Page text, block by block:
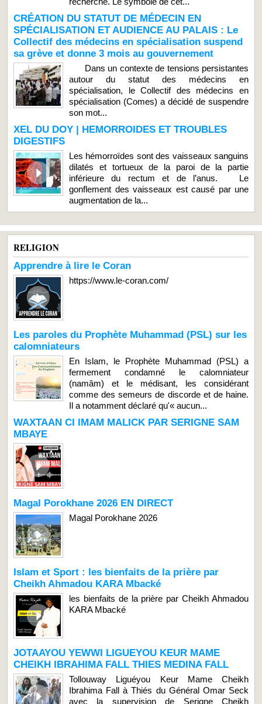
CRÉATION DU STATUT DE MÉDECIN EN
SPÉCIALISATION ET AUDIENCE AU PALAIS : Le
Collectif des médecins en spécialisation suspend
sa grève et donne 3 mois au gouvernement
Dans un contexte de tensions persistantes
autour du statut des médecins en
spécialisation, le Collectif des médecins en
spécialisation (Comes) a décidé de suspendre
son mot...
XEL DU DOY | HEMORROIDES ET TROUBLES
DIGESTIFS
Les hémorroïdes sont des vaisseaux sanguins
dilatés et tortueux de la paroi de la partie
inférieure du rectum et de l’anus. Le
gonflement des vaisseaux est causé par une
augmentation de la...
RELIGION
Apprendre à lire le Coran
https://www.le-coran.com/
Les paroles du Prophète Muhammad (PSL) sur les
calomniateurs
En Islam, le Prophète Muhammad (PSL) a
fermement condamné le calomniateur
(namâm) et le médisant, les considérant
comme des semeurs de discorde et de haine.
Il a notamment déclaré qu'« aucun...
WAXTAAN CI IMAM MALICK PAR SERIGNE SAM
MBAYE
Magal Porokhane 2026 EN DIRECT
Magal Porokhane 2026
Islam et Sport : les bienfaits de la prière par
Cheikh Ahmadou KARA Mbacké
les bienfaits de la prière par Cheikh Ahmadou
KARA Mbacké
JOTAAYOU YEWWI LIGUEYOU KEUR MAME
CHEIKH IBRAHIMA FALL THIES MEDINA FALL
Tollouway Liguéyou Keur Mame Cheikh
Ibrahima Fall à Thiés du Général Omar Seck
avec la supervision de Serigne Cheikh